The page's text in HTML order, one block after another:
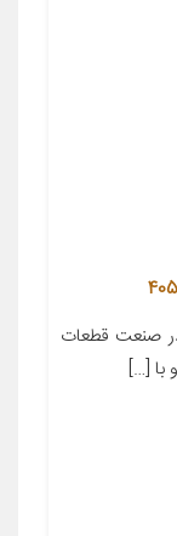
صنعت قطعات
با […]